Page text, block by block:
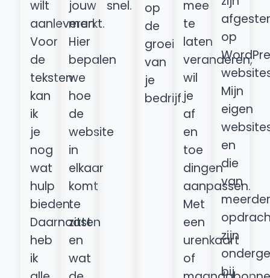
wilt
aanleveren.
Voor
de
teksten
kan
ik
je
nog
wat
hulp
bieden.
Daarnaast
heb
ik
jouw
markt.
Hier
bepalen
we
hoe
de
website
in
elkaar
komt
te
zitten
en
wat
snel.
op
de
groei
van
je
bedrijf.
mee
te
laten
veranderen,
wil
je
af
en
toe
dingen
aanpassen.
Met
een
urenkaart
of
op
Mijn
eigen
en
die
van
zijn
bij